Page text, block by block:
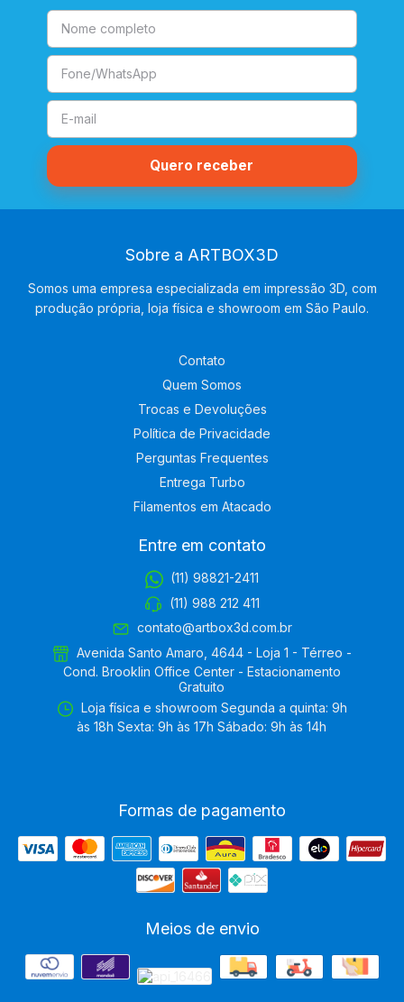
Sobre a ARTBOX3D
Somos uma empresa especializada em impressão 3D, com
produção própria, loja física e showroom em São Paulo.
Contato
Quem Somos
Trocas e Devoluções
Política de Privacidade
Perguntas Frequentes
Entrega Turbo
Filamentos em Atacado
Entre em contato
(11) 98821-2411
(11) 988 212 411
contato@artbox3d.com.br
Avenida Santo Amaro, 4644 - Loja 1 - Térreo -
Cond. Brooklin Office Center - Estacionamento
Gratuito
Loja física e showroom Segunda a quinta: 9h
às 18h Sexta: 9h às 17h Sábado: 9h às 14h
Formas de pagamento
Meios de envio